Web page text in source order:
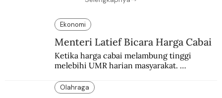
Ekonomi
Menteri Latief Bicara Harga Cabai
Ketika harga cabai melambung tinggi
melebihi UMR harian masyarakat.
Olahraga